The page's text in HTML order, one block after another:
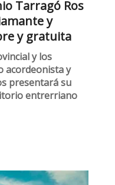
Tarragó Ros
y
y gratuita
y los
acordeonista y
presentará su
entrerriano